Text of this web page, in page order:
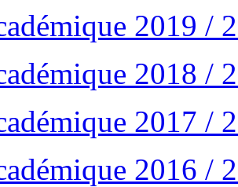
2019 /
2018 /
2017 /
2016 /